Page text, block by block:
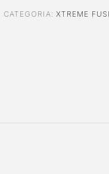
CATEGORIA:XTREME